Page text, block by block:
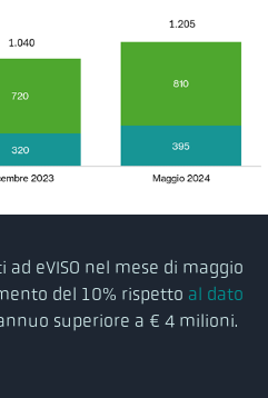
eVISO nel mese di maggio
del 10% rispetto al dato
superiore a € 4 milioni.